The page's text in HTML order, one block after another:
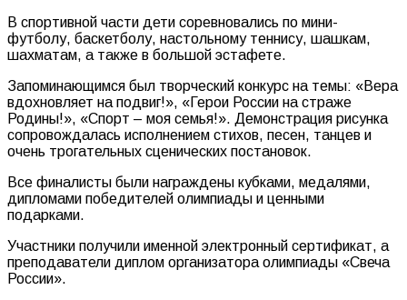
В спортивной части дети соревновались по мини-
футболу, баскетболу, настольному теннису, шашкам,
шахматам, а также в большой эстафете.
Запоминающимся был творческий конкурс на темы: «Вера
вдохновляет на подвиг!», «Герои России на страже
Родины!», «Спорт – моя семья!». Демонстрация рисунка
сопровождалась исполнением стихов, песен, танцев и
очень трогательных сценических постановок.
Все финалисты были награждены кубками, медалями,
дипломами победителей олимпиады и ценными
подарками.
Участники получили именной электронный сертификат, а
преподаватели диплом организатора олимпиады «Свеча
России».